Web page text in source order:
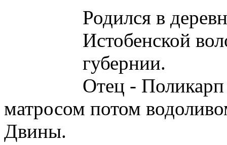
Родился в
Истобенской
губернии.
Отец -
матросом потом
Двины.